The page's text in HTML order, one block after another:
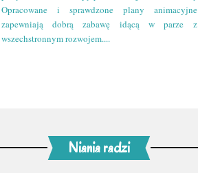
Opracowane i sprawdzone plany animacyjne
zapewniają dobrą zabawę idącą w parze z
wszechstronnym rozwojem....
Niania radzi